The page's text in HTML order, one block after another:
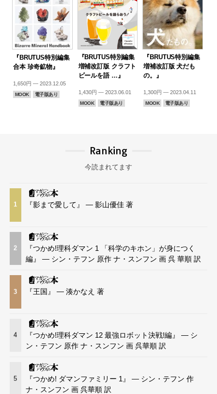
『BRUTUS特別編集
合本 珍奇鉱物』
1,650円 — 2023.12.05
MOOK 電子版あり
『BRUTUS特別編集
増補改訂版 クラフト
ビールを語 …』
1,430円 — 2023.06.01
MOOK 電子版あり
『BRUTUS特別編集
増補改訂版 犬だも
の。』
1,300円 — 2023.04.11
MOOK 電子版あり
Ranking
今読まれてます
1 『影まで愛して』 — 影山優佳 著
2
『つかめ!理科ダマン 1 「科学のキホン」が身につく
編』 — シン・テフン 原作 ナ・スンフン 画 呉 華順 訳
3 『王国』 — 湊かなえ 著
4
『つかめ!理科ダマン 12 最強ロボット決戦!編』 — シ
ン・テフン 原作 ナ・スンフン 画 呉華順 訳
5
『つかめ! ダマンファミリー 1』 — シン・テフン 作
ナ・スンフン 画 呉華順 訳